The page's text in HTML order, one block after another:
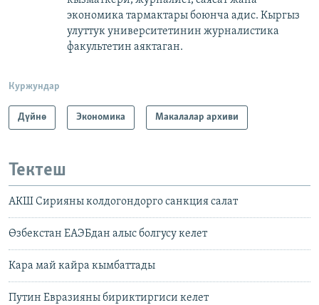
экономика тармактары боюнча адис. Кыргыз
улуттук университетинин журналистика
факультетин аяктаган.
Куржундар
Дүйнө Экономика Макалалар архиви
Тектеш
АКШ Сирияны колдогондорго санкция салат
Өзбекстан ЕАЭБдан алыс болгусу келет
Кара май кайра кымбаттады
Путин Евразияны бириктиргиси келет